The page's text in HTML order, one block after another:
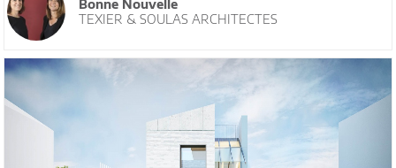
Bonne Nouvelle
TEXIER & SOULAS ARCHITECTES